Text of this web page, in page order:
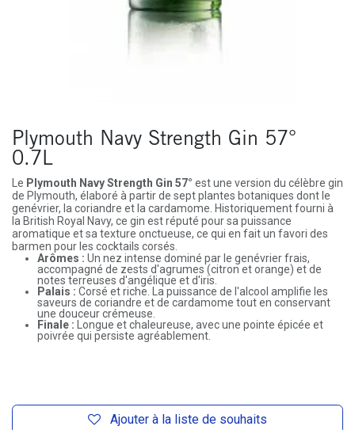
Plymouth Navy Strength Gin 57°
0.7L
Le Plymouth Navy Strength Gin 57° est une version du célèbre gin
de Plymouth, élaboré à partir de sept plantes botaniques dont le
genévrier, la coriandre et la cardamome. Historiquement fourni à
la British Royal Navy, ce gin est réputé pour sa puissance
aromatique et sa texture onctueuse, ce qui en fait un favori des
barmen pour les cocktails corsés.
Arômes : Un nez intense dominé par le genévrier frais,
accompagné de zests d'agrumes (citron et orange) et de
notes terreuses d'angélique et d'iris.
Palais : Corsé et riche. La puissance de l'alcool amplifie les
saveurs de coriandre et de cardamome tout en conservant
une douceur crémeuse.
Finale : Longue et chaleureuse, avec une pointe épicée et
poivrée qui persiste agréablement.
Ajouter à la liste de souhaits